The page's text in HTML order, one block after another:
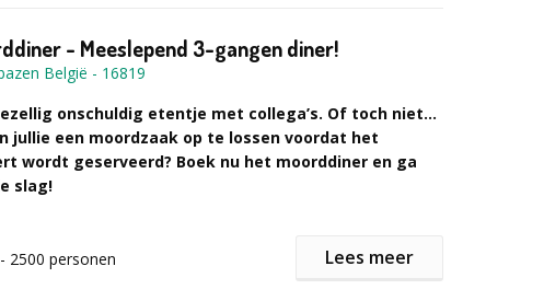
locatie in Puurs-Sint-Amands waar kleine groepen welkom
25 personen.
kan je al boeken vanaf 4 personen.
all, conquest, race en robo-voetbal.
- Meeslepend 3-gangen diner!
België - 16819
onschuldig etentje met collega’s. Of toch niet…
jullie een moordzaak op te lossen voordat het
wordt geserveerd? Boek nu het moorddiner en ga
slag!
moordzaak
2500 personen Lees meer